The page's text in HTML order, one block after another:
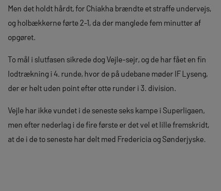
Men det holdt hårdt, for Chiakha brændte et straffe undervejs,
og holbækkerne førte 2-1, da der manglede fem minutter af
opgøret.
To mål i slutfasen sikrede dog Vejle-sejr, og de har fået en fin
lodtrækning i 4. runde, hvor de på udebane møder IF Lyseng,
der er helt uden point efter otte runder i 3. division.
Vejle har ikke vundet i de seneste seks kampe i Superligaen,
men efter nederlag i de fire første er det vel et lille fremskridt,
at de i de to seneste har delt med Fredericia og Sønderjyske.